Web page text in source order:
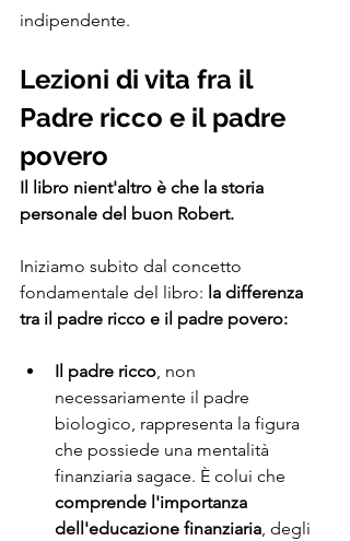
indipendente.
Lezioni di vita fra il
Padre ricco e il padre
povero
Il libro nient'altro è che la storia
personale del buon Robert.
Iniziamo subito dal concetto
fondamentale del libro: la differenza
tra il padre ricco e il padre povero:
Il padre ricco, non
necessariamente il padre
biologico, rappresenta la figura
che possiede una mentalità
finanziaria sagace. È colui che
comprende l'importanza
dell'educazione finanziaria, degli